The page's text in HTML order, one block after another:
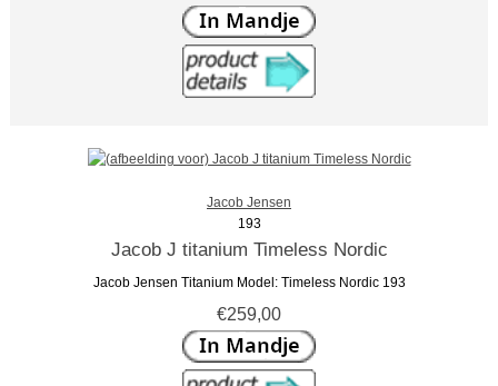
Jacob Jensen
193
Jacob J titanium Timeless Nordic
Jacob Jensen Titanium Model: Timeless Nordic 193
€259,00